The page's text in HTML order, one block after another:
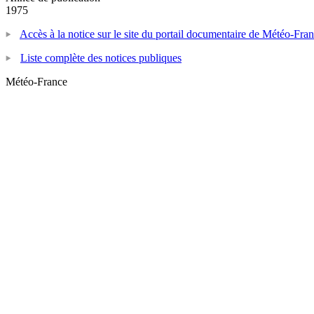
1975
Accès à la notice sur le site du portail documentaire de Météo-
Liste complète des notices publiques
Météo-France